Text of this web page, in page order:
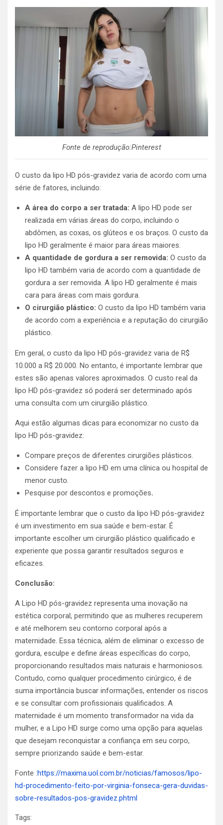
Fonte de reprodução:Pinterest
O custo da lipo HD pós-gravidez varia de acordo com uma
série de fatores, incluindo:
A área do corpo a ser tratada: A lipo HD pode ser
realizada em várias áreas do corpo, incluindo o
abdômen, as coxas, os glúteos e os braços. O custo da
lipo HD geralmente é maior para áreas maiores.
A quantidade de gordura a ser removida: O custo da
lipo HD também varia de acordo com a quantidade de
gordura a ser removida. A lipo HD geralmente é mais
cara para áreas com mais gordura.
O cirurgião plástico: O custo da lipo HD também varia
de acordo com a experiência e a reputação do cirurgião
plástico.
Em geral, o custo da lipo HD pós-gravidez varia de R$
10.000 a R$ 20.000. No entanto, é importante lembrar que
estes são apenas valores aproximados. O custo real da
lipo HD pós-gravidez só poderá ser determinado após
uma consulta com um cirurgião plástico.
Aqui estão algumas dicas para economizar no custo da
lipo HD pós-gravidez:
Compare preços de diferentes cirurgiões plásticos.
Considere fazer a lipo HD em uma clínica ou hospital de
menor custo.
Pesquise por descontos e promoções.
É importante lembrar que o custo da lipo HD pós-gravidez
é um investimento em sua saúde e bem-estar. É
importante escolher um cirurgião plástico qualificado e
experiente que possa garantir resultados seguros e
eficazes.
Conclusão:
A Lipo HD pós-gravidez representa uma inovação na
estética corporal, permitindo que as mulheres recuperem
e até melhorem seu contorno corporal após a
maternidade. Essa técnica, além de eliminar o excesso de
gordura, esculpe e define áreas específicas do corpo,
proporcionando resultados mais naturais e harmoniosos.
Contudo, como qualquer procedimento cirúrgico, é de
suma importância buscar informações, entender os riscos
e se consultar com profissionais qualificados. A
maternidade é um momento transformador na vida da
mulher, e a Lipo HD surge como uma opção para aquelas
que desejam reconquistar a confiança em seu corpo,
sempre priorizando saúde e bem-estar.
Fonte :https://maxima.uol.com.br/noticias/famosos/lipo-
hd-procedimento-feito-por-virginia-fonseca-gera-duvidas-
sobre-resultados-pos-gravidez.phtml
Tags: